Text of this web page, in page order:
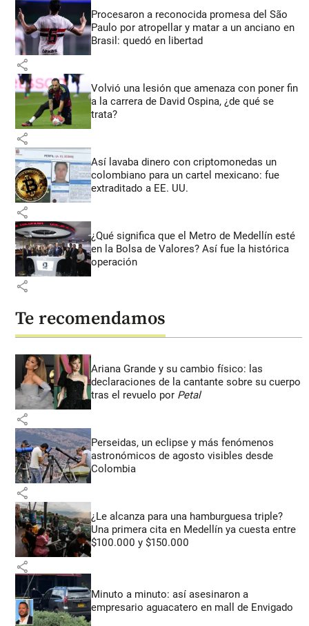
Procesaron a reconocida promesa del São
Paulo por atropellar y matar a un anciano en
Brasil: quedó en libertad
share
Volvió una lesión que amenaza con poner fin
a la carrera de David Ospina, ¿de qué se
trata?
share
Así lavaba dinero con criptomonedas un
colombiano para un cartel mexicano: fue
extraditado a EE. UU.
share
¿Qué significa que el Metro de Medellín esté
en la Bolsa de Valores? Así fue la histórica
operación
share
Te recomendamos
Ariana Grande y su cambio físico: las
declaraciones de la cantante sobre su cuerpo
tras el revuelo por Petal
share
Perseidas, un eclipse y más fenómenos
astronómicos de agosto visibles desde
Colombia
share
¿Le alcanza para una hamburguesa triple?
Una primera cita en Medellín ya cuesta entre
$100.000 y $150.000
share
Minuto a minuto: así asesinaron a
empresario aguacatero en mall de Envigado